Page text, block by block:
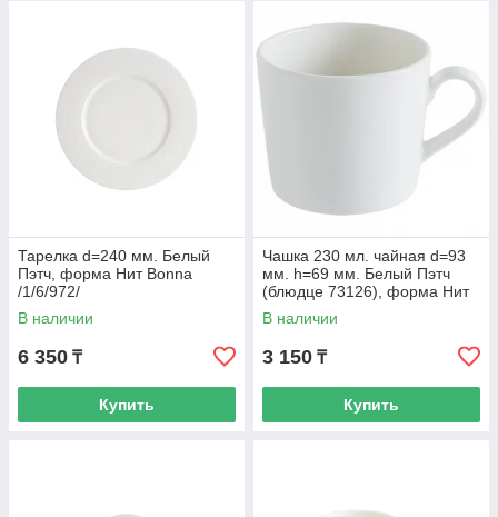
Тарелка d=240 мм. Белый
Пэтч, форма Нит Bonna
/1/6/972/
В наличии
6 350 ₸
Купить
Чашка 230 мл. чайная d=93
мм. h=69 мм. Белый Пэтч
(блюдце 73126), форма Нит
Bonna /1/6/
В наличии
3 150 ₸
Купить